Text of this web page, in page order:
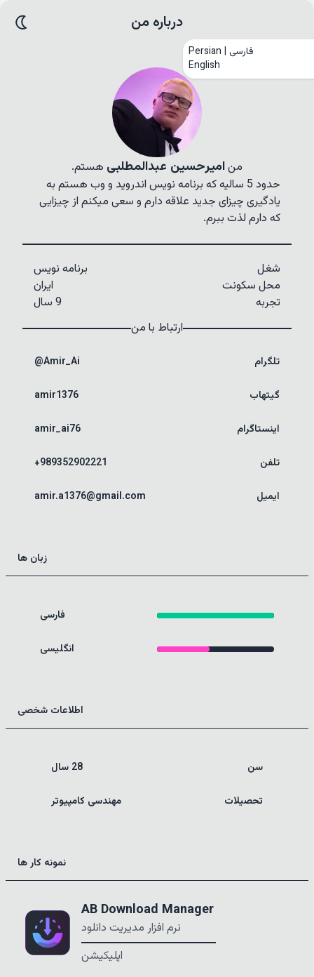
درباره من
Persian | فارسی
English
منامیرحسین عبدالمطلبی هستم.
حدود 5 سالیه که برنامه نویس اندروید و وب هستم به
یادگیری چیزای جدید علاقه دارم و سعی میکنم از چیزایی
که دارم لذت ببرم.
شغل
برنامه نویس
محل سکونت
ایران
تجربه
9 سال
ارتباط با من
تلگرام @Amir_Ai
گیتهاب amir1376
اینستاگرام amir_ai76
تلفن +989352902221
ایمیل amir.a1376@gmail.com
زبان ها
فارسی
انگلیسی
اطلاعات شخصی
سن 28 سال
تحصیلات مهندسی کامپیوتر
نمونه کار ها
AB Download Manager
نرم افزار مدیریت دانلود
اپلیکیشن